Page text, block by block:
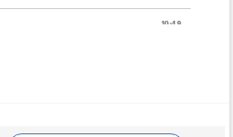
10:49
à cause des éboulements